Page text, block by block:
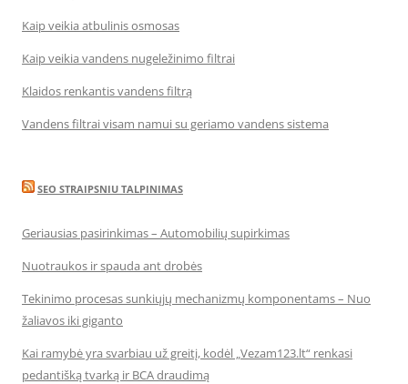
Kaip veikia atbulinis osmosas
Kaip veikia vandens nugeležinimo filtrai
Klaidos renkantis vandens filtrą
Vandens filtrai visam namui su geriamo vandens sistema
SEO STRAIPSNIU TALPINIMAS
Geriausias pasirinkimas – Automobilių supirkimas
Nuotraukos ir spauda ant drobės
Tekinimo procesas sunkiųjų mechanizmų komponentams – Nuo
žaliavos iki giganto
Kai ramybė yra svarbiau už greitį, kodėl „Vezam123.lt“ renkasi
pedantišką tvarką ir BCA draudimą